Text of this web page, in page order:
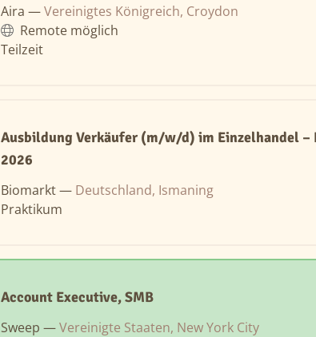
Aira —Vereinigtes Königreich, Croydon
Remote möglich
Teilzeit
Ausbildung Verkäufer (m/w/d) im Einzelhandel –
2026
Biomarkt — Deutschland, Ismaning
Praktikum
Account Executive, SMB
Sweep —Vereinigte Staaten, New York City